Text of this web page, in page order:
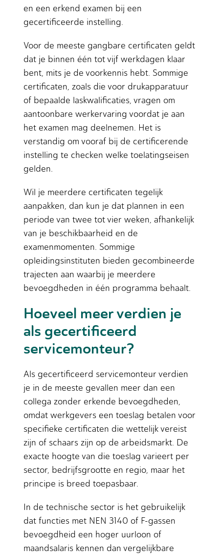
en een erkend examen bij een
gecertificeerde instelling.
Voor de meeste gangbare certificaten geldt
dat je binnen één tot vijf werkdagen klaar
bent, mits je de voorkennis hebt. Sommige
certificaten, zoals die voor drukapparatuur
of bepaalde laskwalificaties, vragen om
aantoonbare werkervaring voordat je aan
het examen mag deelnemen. Het is
verstandig om vooraf bij de certificerende
instelling te checken welke toelatingseisen
gelden.
Wil je meerdere certificaten tegelijk
aanpakken, dan kun je dat plannen in een
periode van twee tot vier weken, afhankelijk
van je beschikbaarheid en de
examenmomenten. Sommige
opleidingsinstituten bieden gecombineerde
trajecten aan waarbij je meerdere
bevoegdheden in één programma behaalt.
Hoeveel meer verdien je
als gecertificeerd
servicemonteur?
Als gecertificeerd servicemonteur verdien
je in de meeste gevallen meer dan een
collega zonder erkende bevoegdheden,
omdat werkgevers een toeslag betalen voor
specifieke certificaten die wettelijk vereist
zijn of schaars zijn op de arbeidsmarkt. De
exacte hoogte van die toeslag varieert per
sector, bedrijfsgrootte en regio, maar het
principe is breed toepasbaar.
In de technische sector is het gebruikelijk
dat functies met NEN 3140 of F-gassen
bevoegdheid een hoger uurloon of
maandsalaris kennen dan vergelijkbare